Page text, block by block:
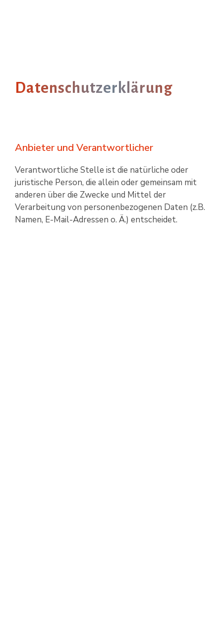
Datenschutz­er­klärung
Anbieter und Verantwortlicher
Verantwortliche Stelle ist die natürliche oder
juristische Person, die allein oder gemeinsam mit
anderen über die Zwecke und Mittel der
Verarbeitung von personen­bezogenen Daten (z.B.
Namen, E-Mail-Adressen o. Ä.) entscheidet.